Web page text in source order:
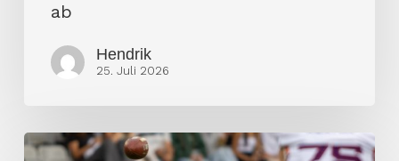
ab
Hendrik
25. Juli 2026
Galaxy